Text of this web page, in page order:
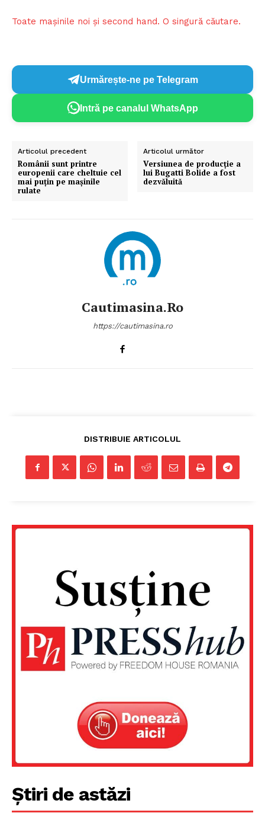
Toate mașinile noi și second hand. O singură căutare.
Urmărește-ne pe Telegram
Intră pe canalul WhatsApp
Articolul precedent
Românii sunt printre
europenii care cheltuie cel
mai puțin pe mașinile
rulate
Articolul următor
Versiunea de producție a
lui Bugatti Bolide a fost
dezvăluită
Cautimasina.ro
https://cautimasina.ro
DISTRIBUIE ARTICOLUL
Știri de astăzi